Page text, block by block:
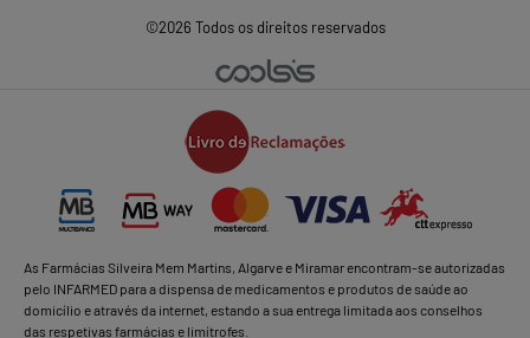
©2026 Todos os direitos reservados
As Farmácias Silveira Mem Martins, Algarve e Miramar encontram-se autorizadas
pelo INFARMED para a dispensa de medicamentos e produtos de saúde ao
domicílio e através da internet, estando a sua entrega limitada aos conselhos
das respetivas farmácias e limítrofes.